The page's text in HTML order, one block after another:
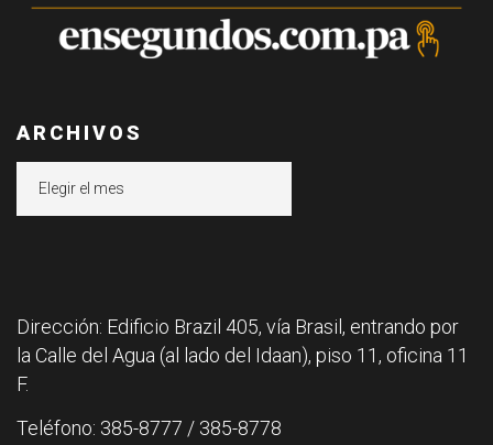
ARCHIVOS
Dirección: Edificio Brazil 405, vía Brasil, entrando por
la Calle del Agua (al lado del Idaan), piso 11, oficina 11
F.
Teléfono: 385-8777 / 385-8778